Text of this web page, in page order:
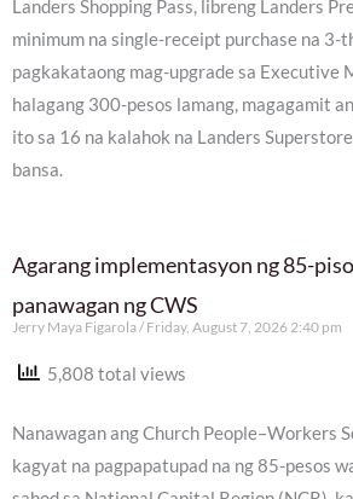
Landers Shopping Pass, libreng Landers
minimum na single-receipt purchase na 3-
pagkakataong mag-upgrade sa Executive
halagang 300-pesos lamang, magagamit
ito sa 16 na kalahok na Landers
bansa.
Agarang implementasyon ng 85-
panawagan ng CWS
Jerry Maya Figarola Friday, August 7, 2026 2:40 pm
5,808 total views
Nanawagan ang Church People–Workers
kagyat na pagpapatupad na ng 85-pesos